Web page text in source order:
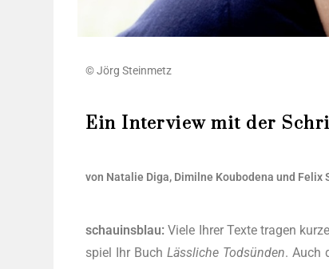
© Jörg Steinmetz
Ein Interview mit der
von Nata­lie Diga, Dimil­ne Kou­bo­de­na und Felix
schau­ins­blau: Vie­le Ihrer Tex­te tra­gen
spiel Ihr BuchLässliche Todsünden. Auch